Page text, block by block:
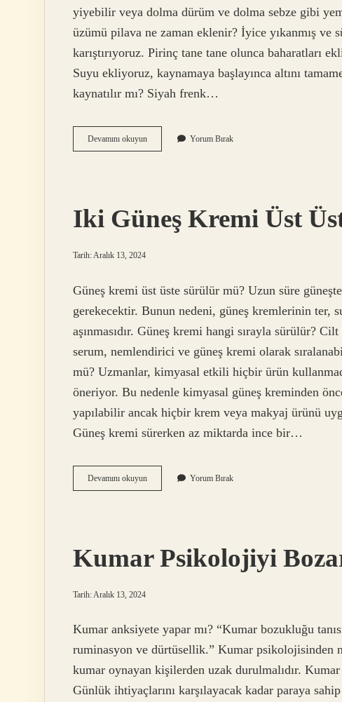
yiyebilir veya dolma dürüm ve dolma sebze gibi
üzümü pilava ne zaman eklenir? İyice yıkanmış
karıştırıyoruz. Pirinç tane tane olunca baharatları
Suyu ekliyoruz, kaynamaya başlayınca altını
kaynatılır mı? Siyah frenk…
Devamını okuyunKuş
Üzümü
Yorum Bırak
Iki Güneş Kremi Üst
Tarih: Aralık 13, 2024
Güneş kremi üst üste sürülür mü? Uzun süre
gerekecektir. Bunun nedeni, güneş kremlerinin ter,
aşınmasıdır. Güneş kremi hangi sırayla sürülür?
serum, nemlendirici ve güneş kremi olarak
mü? Uzmanlar, kimyasal etkili hiçbir ürün
öneriyor. Bu nedenle kimyasal güneş kreminden
yapılabilir ancak hiçbir krem ​​veya makyaj ürünü
Güneş kremi sürerken az miktarda ince bir…
Devamını okuyunIki
Güneş
Mü
Yorum Bırak
Kumar Psikolojiyi
Tarih: Aralık 13, 2024
Kumar anksiyete yapar mı? “Kumar bozukluğu
ruminasyon ve dürtüsellik.” Kumar psikolojisinden
kumar oynayan kişilerden uzak durulmalıdır. Kumar
Günlük ihtiyaçlarını karşılayacak kadar paraya